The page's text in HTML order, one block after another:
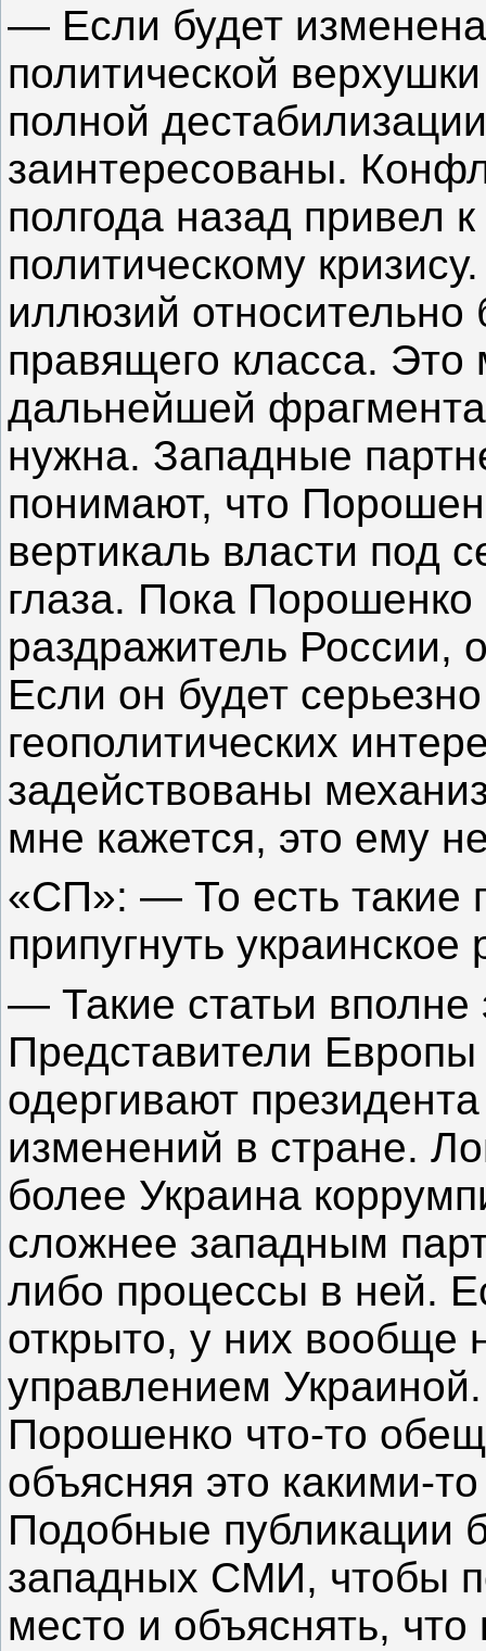
— Если будет
политической
полной
заинтересованы.
полгода назад привел
политическому
иллюзий
правящего класса. Это
дальнейшей
нужна. Западные
понимают, что
вертикаль власти под
глаза. Пока Порошенко
раздражитель России,
Если он будет
геополитических
задействованы
мне кажется, это ему
«СП»: — То есть такие
припугнуть украинское
— Такие статьи
Представители
одергивают
изменений в стране.
более Украина
сложнее западным
либо процессы в ней.
открыто, у них вообще
управлением
Порошенко что-то
объясняя это какими-
Подобные публикации
западных СМИ, чтобы
место и объяснять,